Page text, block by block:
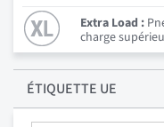
Extra Load :
charge
ÉTIQUETTE UE